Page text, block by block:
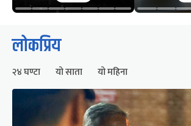
लोकप्रिय
२४ घण्टा यो साता यो महिना